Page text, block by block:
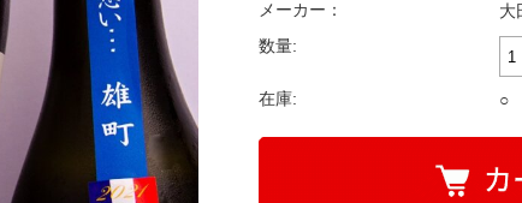
メーカー：
大
数量:
在庫: ○